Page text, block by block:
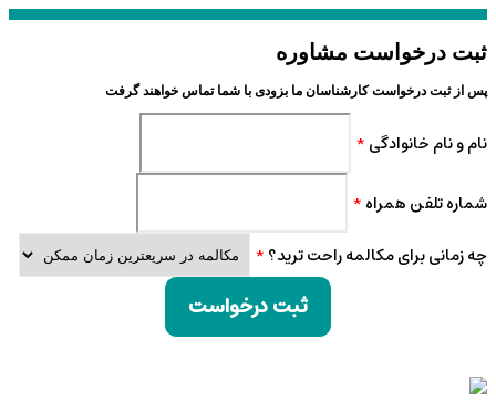
ثبت درخواست مشاوره
پس از ثبت درخواست کارشناسان ما بزودی با شما تماس خواهند گرفت
نام و نام خانوادگی *
شماره تلفن همراه *
چه زمانی برای مکالمه راحت ترید؟ *
ثبت درخواست